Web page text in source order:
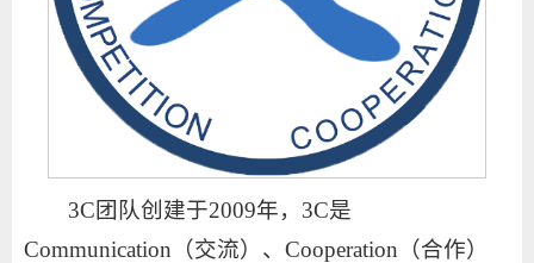
3C团队创建于2009年，3C是
Communication（交流）、Cooperation（合作）